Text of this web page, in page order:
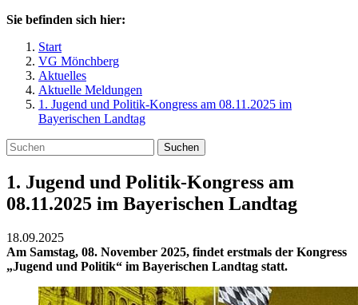
Sie befinden sich hier:
Start
VG Mönchberg
Aktuelles
Aktuelle Meldungen
1. Jugend und Politik-Kongress am 08.11.2025 im
Bayerischen Landtag
Suchen
1. Jugend und Politik-Kongress am
08.11.2025 im Bayerischen Landtag
18.09.2025
Am Samstag, 08. November 2025, findet erstmals der Kongress
„Jugend und Politik“ im Bayerischen Landtag statt.